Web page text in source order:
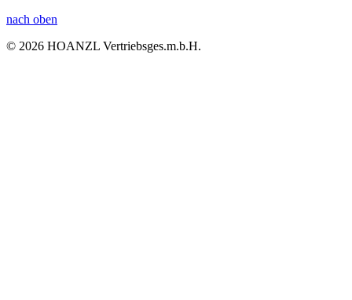
nach oben
© 2026 HOANZL Vertriebsges.m.b.H.